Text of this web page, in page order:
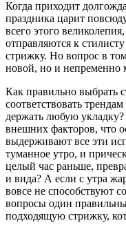
Когда приходит
праздника царит
всего этого
отправляются к
стрижку. Но вопрос в
новой, но и непременно
Как правильно выбрать
соответствовать
держать любую
внешних факторов, что
выдерживают все эти
туманное утро, и
целый час раньше,
и вида? А если с утра
вовсе не способствуют
вопросы один
подходящую стрижку,